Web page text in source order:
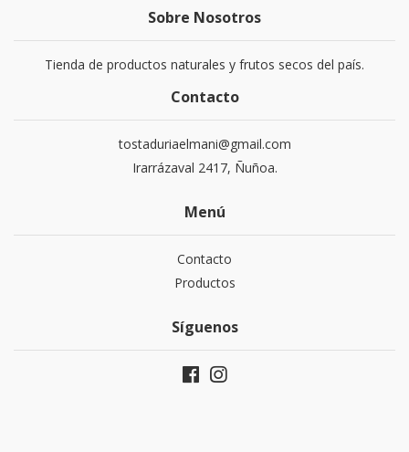
Sobre Nosotros
Tienda de productos naturales y frutos secos del país.
Contacto
tostaduriaelmani@gmail.com
Irarrázaval 2417, Ñuñoa.
Menú
Contacto
Productos
Síguenos